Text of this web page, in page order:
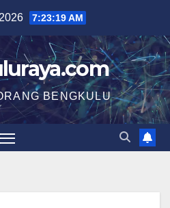
7:23:20 AM
BENGKULU